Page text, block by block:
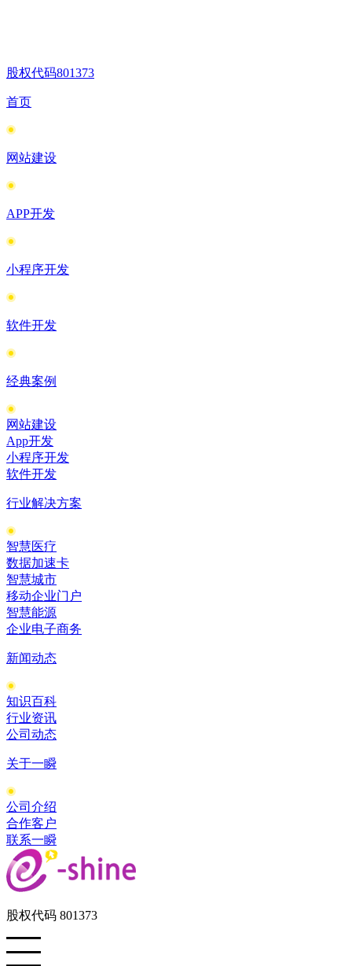
股权代码801373
首页
网站建设
APP开发
小程序开发
软件开发
经典案例
网站建设
App开发
小程序开发
软件开发
行业解决方案
智慧医疗
数据加速卡
智慧城市
移动企业门户
智慧能源
企业电子商务
新闻动态
知识百科
行业资讯
公司动态
关于一瞬
公司介绍
合作客户
联系一瞬
股权代码 801373